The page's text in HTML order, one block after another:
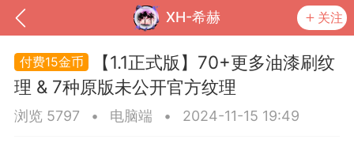
XH-希赫 关注
15金币
【1.1正式版】70+更多油漆刷纹
理 & 7种原版未公开官方纹理
浏览 5797 • 电脑端 • 2024-11-15 19:49